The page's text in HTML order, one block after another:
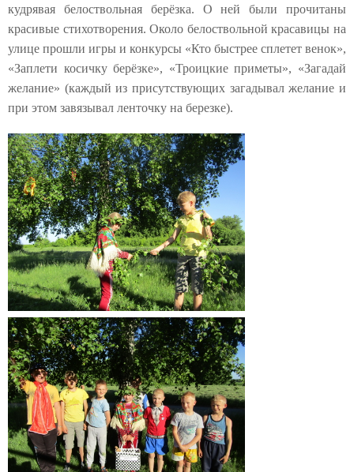
кудрявая белоствольная берёзка. О ней были прочитаны
красивые стихотворения. Около белоствольной красавицы на
улице прошли игры и конкурсы «Кто быстрее сплетет венок»,
«Заплети косичку берёзке», «Троицкие приметы», «Загадай
желание» (каждый из присутствующих загадывал желание и
при этом завязывал ленточку на березке).